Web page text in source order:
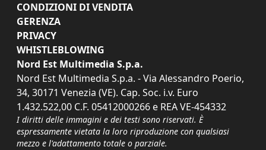
CONDIZIONI DI VENDITA
GERENZA
PRIVACY
WHISTLEBLOWING
Nord Est Multimedia S.p.a.
Nord Est Multimedia S.p.a. - Via Alessandro Poerio,
34, 30171 Venezia (VE). Cap. Soc. i.v. Euro
1.432.522,00 C.F. 05412000266 e REA VE-454332
I diritti delle immagini e dei testi sono riservati. È
espressamente vietata la loro riproduzione con qualsiasi
mezzo e l'adattamento totale o parziale.